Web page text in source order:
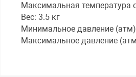
Максимальная температура
Вес: 3.5 кг
Минимальное давление
Максимальное давление